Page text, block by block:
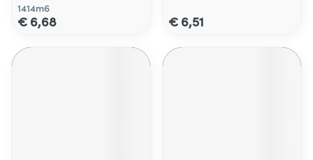
1414m6
€ 6,68 € 6,51